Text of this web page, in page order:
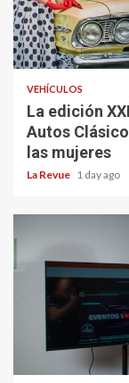
VEHÍCULOS
La edición
Autos
las mujeres
La Revue 1 day ago